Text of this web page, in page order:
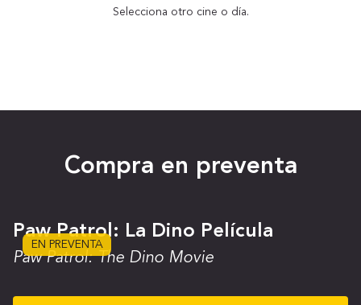
Selecciona otro cine o día.
Compra en preventa
EN PREVENTA
Paw Patrol: La Dino Película
Paw Patrol: The Dino Movie